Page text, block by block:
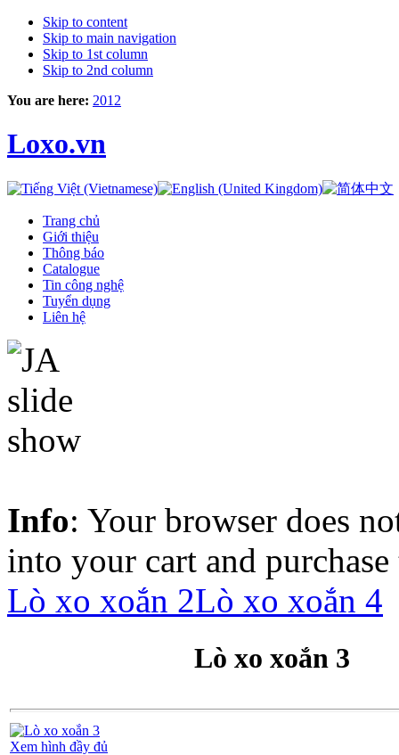
Skip to content
Skip to main navigation
Skip to 1st column
Skip to 2nd column
You are here: 2012
Loxo.vn
Trang chủ
Giới thiệu
Thông báo
Catalogue
Tin công nghệ
Tuyển dụng
Liên hệ
Info: Your browser does
into your cart and
Lò xo xoắn 2Lò xo xoắn 4
Lò xo xoắn 3
Xem hình đầy đủ